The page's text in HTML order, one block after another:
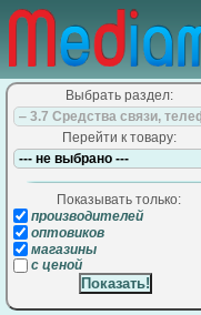
Выбрать раздел:
Перейти к товару:
Показывать только:
производителей
оптовиков
магазины
с ценой